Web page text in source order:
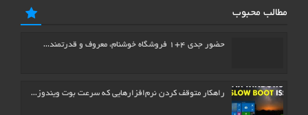
مطالب محبوب
حضور جدی ۴+۱ فروشگاه خوشنام، معروف و قدرتمند…
راهکار متوقف کردن نرم‌افزارهایی که سرعت بوت ویندوز…